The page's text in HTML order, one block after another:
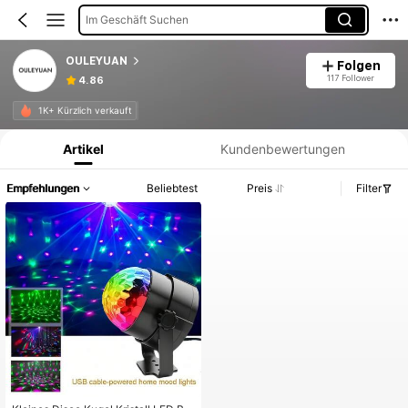
Im Geschäft Suchen
OULEYUAN
4.86
Folgen
117 Follower
1K+ Kürzlich verkauft
Produktinformation: Preisangabe, Verkaufs- und Lagerbestandsdetails.
Artikel Kundenbewertungen
Empfehlungen Beliebtest Preis Filter